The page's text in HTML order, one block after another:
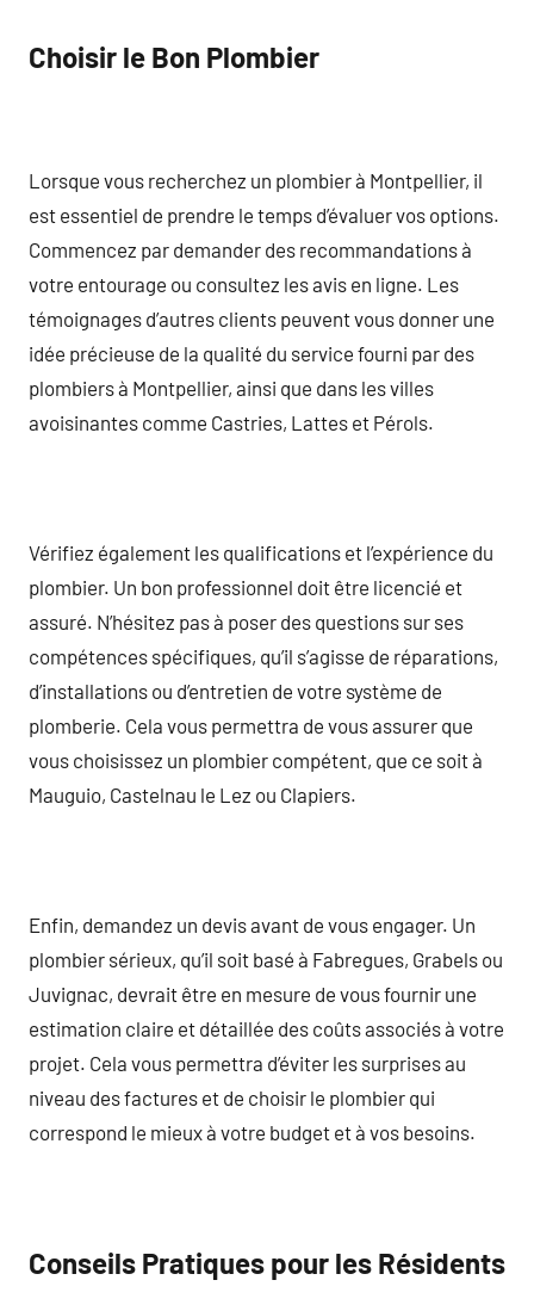
Choisir le Bon Plombier
Lorsque vous recherchez un plombier à Montpellier, il
est essentiel de prendre le temps d’évaluer vos options.
Commencez par demander des recommandations à
votre entourage ou consultez les avis en ligne. Les
témoignages d’autres clients peuvent vous donner une
idée précieuse de la qualité du service fourni par des
plombiers à Montpellier, ainsi que dans les villes
avoisinantes comme Castries, Lattes et Pérols.
Vérifiez également les qualifications et l’expérience du
plombier. Un bon professionnel doit être licencié et
assuré. N’hésitez pas à poser des questions sur ses
compétences spécifiques, qu’il s’agisse de réparations,
d’installations ou d’entretien de votre système de
plomberie. Cela vous permettra de vous assurer que
vous choisissez un plombier compétent, que ce soit à
Mauguio, Castelnau le Lez ou Clapiers.
Enfin, demandez un devis avant de vous engager. Un
plombier sérieux, qu’il soit basé à Fabregues, Grabels ou
Juvignac, devrait être en mesure de vous fournir une
estimation claire et détaillée des coûts associés à votre
projet. Cela vous permettra d’éviter les surprises au
niveau des factures et de choisir le plombier qui
correspond le mieux à votre budget et à vos besoins.
Conseils Pratiques pour les Résidents